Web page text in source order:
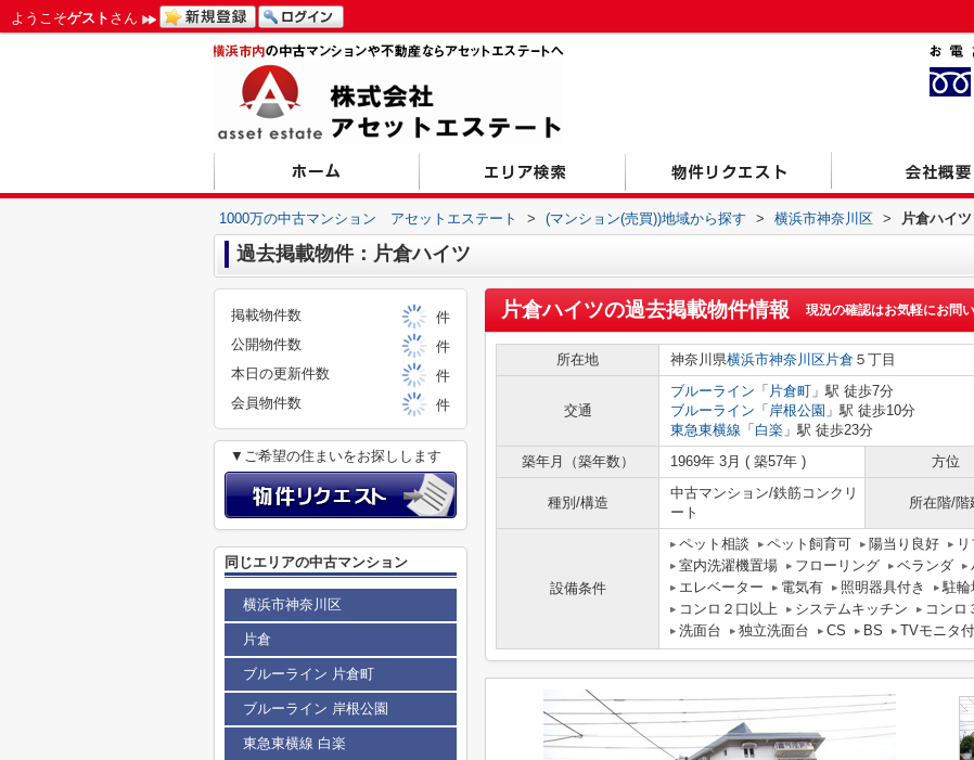
ようこそゲスト さん
1000万の中古マンション アセットエステート > (マンション(売買))地域から探す > 横浜市神奈川区 > 片倉ハイツ
過去掲載物件：片倉ハイツ
片倉ハイツの過去掲載物件情報 現況の確認はお気軽にお問
所在地 神奈川県横浜市神奈川区片倉 ５丁目
交通
ブルーライン 「 片倉町 」駅 徒歩7分
ブルーライン 「 岸根公園 」駅 徒歩10分
東急東横線 「 白楽 」駅 徒歩23分
築年月（築年数）
1969年 3月 ( 築57年 ) 方位
種別/構造
中古マンション/鉄筋コンクリ
ート
所在階/階
設備条件
ペット相談 ペット飼育可 陽当り良好
室内洗濯機置場
フローリング ベランダ
エレベーター
電気有 照明器具付き 駐輪
コンロ２口以上
システムキッチン コンロ
洗面台
独立洗面台 CS BS TVモニタ
掲載物件数
件
公開物件数
件
本日の更新件数
件
会員物件数
件
▼ご希望の住まいをお探しします
同じエリアの中古マンション
横浜市神奈川区
片倉
ブルーライン 片倉町
ブルーライン 岸根公園
東急東横線 白楽